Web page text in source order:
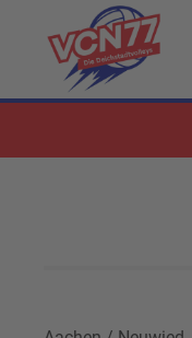
Zum Hauptinhalt